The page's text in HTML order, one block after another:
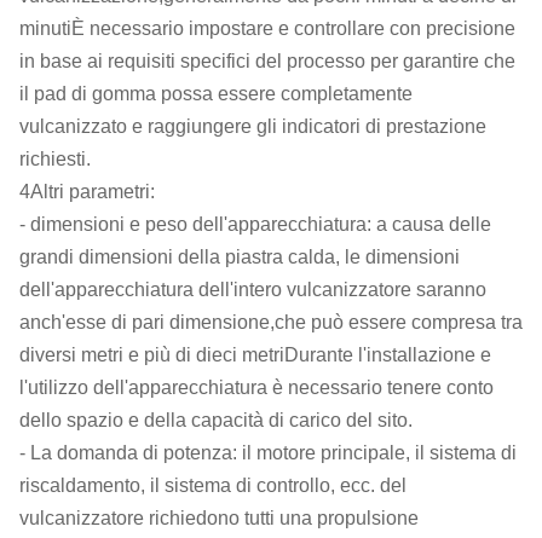
minutiÈ necessario impostare e controllare con precisione
in base ai requisiti specifici del processo per garantire che
il pad di gomma possa essere completamente
vulcanizzato e raggiungere gli indicatori di prestazione
richiesti.
4Altri parametri:
- dimensioni e peso dell'apparecchiatura: a causa delle
grandi dimensioni della piastra calda, le dimensioni
dell'apparecchiatura dell'intero vulcanizzatore saranno
anch'esse di pari dimensione,che può essere compresa tra
diversi metri e più di dieci metriDurante l'installazione e
l'utilizzo dell'apparecchiatura è necessario tenere conto
dello spazio e della capacità di carico del sito.
- La domanda di potenza: il motore principale, il sistema di
riscaldamento, il sistema di controllo, ecc. del
vulcanizzatore richiedono tutti una propulsione